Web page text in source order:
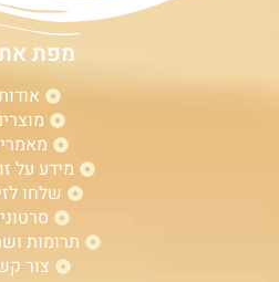
מפת
מידע על
שלחו
תרומות
צור